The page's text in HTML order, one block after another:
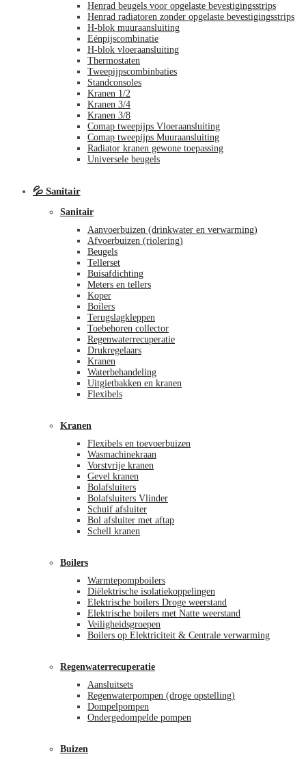
Henrad beugels voor opgelaste bevestigingsstrips
Henrad radiatoren zonder opgelaste bevestigingsstrips
H-blok muuraansluiting
Eénpijscombinatie
H-blok vloeraansluiting
Thermostaten
Tweepijpscombinbaties
Standconsoles
Kranen 1/2
Kranen 3/4
Kranen 3/8
Comap tweepijps Vloeraansluiting
Comap tweepijps Muuraansluiting
Radiator kranen gewone toepassing
Universele beugels
💦 Sanitair
Sanitair
Aanvoerbuizen (drinkwater en verwarming)
Afvoerbuizen (riolering)
Beugels
Tellerset
Buisafdichting
Meters en tellers
Koper
Boilers
Terugslagkleppen
Toebehoren collector
Regenwaterrecuperatie
Drukregelaars
Kranen
Waterbehandeling
Uitgietbakken en kranen
Flexibels
Kranen
Flexibels en toevoerbuizen
Wasmachinekraan
Vorstvrije kranen
Gevel kranen
Bolafsluiters
Bolafsluiters Vlinder
Schuif afsluiter
Bol afsluiter met aftap
Schell kranen
Boilers
Warmtepompboilers
Diëlektrische isolatiekoppelingen
Elektrische boilers Droge weerstand
Elektrische boilers met Natte weerstand
Veiligheidsgroepen
Boilers op Elektriciteit & Centrale verwarming
Regenwaterrecuperatie
Aansluitsets
Regenwaterpompen (droge opstelling)
Dompelpompen
Ondergedompelde pompen
Buizen